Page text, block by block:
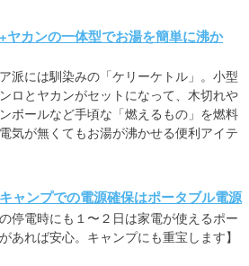
ヤカンの一体型でお湯を簡単に沸か
ア派には馴染みの「ケリーケトル」。小型
ロとヤカンがセットになって、木切れや
ボールなど手頃な「燃えるもの」を燃料
気が無くてもお湯が沸かせる便利アイテ
ャンプでの電源確保はポータブル電源
の停電時にも１〜２日は家電が使えるポー
あれば安心。キャンプにも重宝します】